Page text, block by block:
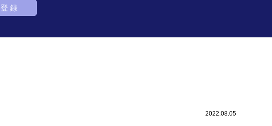
登録
2022.08.05